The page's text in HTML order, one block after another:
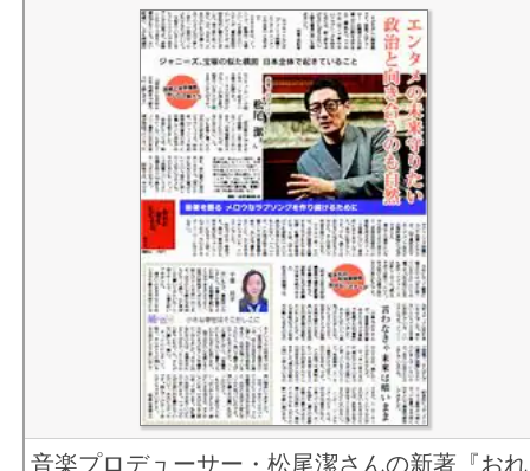
参院選政策 （２０２２年０６月２６日号） PDF
ウクライナ危機と日本の平和 Ｑ＆Ａ 共産党の考え （
０２２年０６月１９日号） PDF
知りたい日本共産党 （２０２２年０６月１２日号） PDF
桜を見る会スクープ第一弾、安倍後援会御一行様をご招
税金でおもてなし （２０１９年１０月１３日号スクープ
音楽プロデューサー・松尾潔さんの新著『おれ